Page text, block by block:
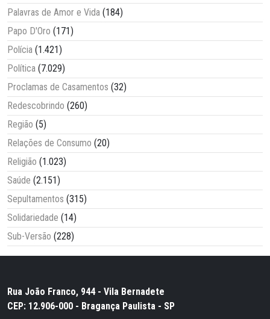
Palavras de Amor e Vida (184)
Papo D'Oro (171)
Polícia (1.421)
Política (7.029)
Proclamas de Casamentos (32)
Redescobrindo (260)
Região (5)
Relações de Consumo (20)
Religião (1.023)
Saúde (2.151)
Sepultamentos (315)
Solidariedade (14)
Sub-Versão (228)
Rua João Franco, 944 - Vila Bernadete
CEP: 12.906-000 - Bragança Paulista - SP